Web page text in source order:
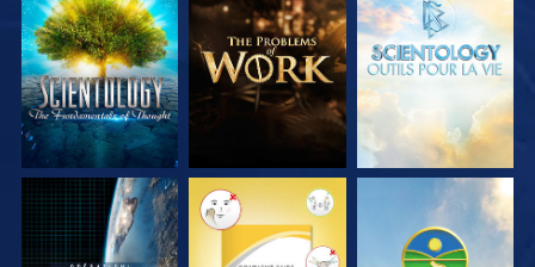
DÉCOUVRIR LES
SÉRIES
DÉCOUVRIR LES
SÉRIES
DÉCOUVRIR LES
SÉRIES
REGARDER REGARDER REGARDER